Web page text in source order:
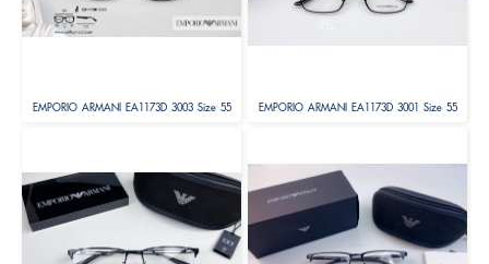
EMPORIO ARMANI EA1173D 3003 Size 55 EMPORIO ARMANI EA1173D 3001 Size 55